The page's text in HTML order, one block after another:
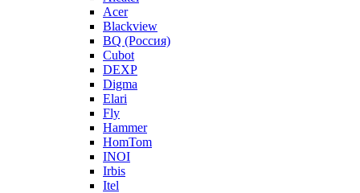
Acer
Blackview
BQ (Россия)
Cubot
DEXP
Digma
Elari
Fly
Hammer
HomTom
INOI
Irbis
Itel